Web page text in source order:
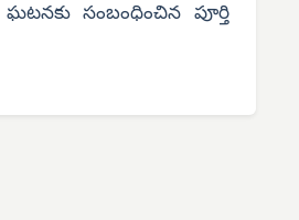
సంబంధించిన పూర్తి